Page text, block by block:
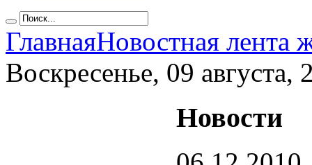
ГлавнаяНовостная лента
Воскресенье, 09 августа,
Новости